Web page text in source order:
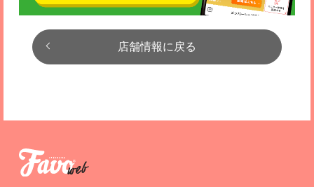
店舗情報に戻る